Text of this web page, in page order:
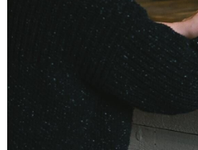
E
S
Y
▶